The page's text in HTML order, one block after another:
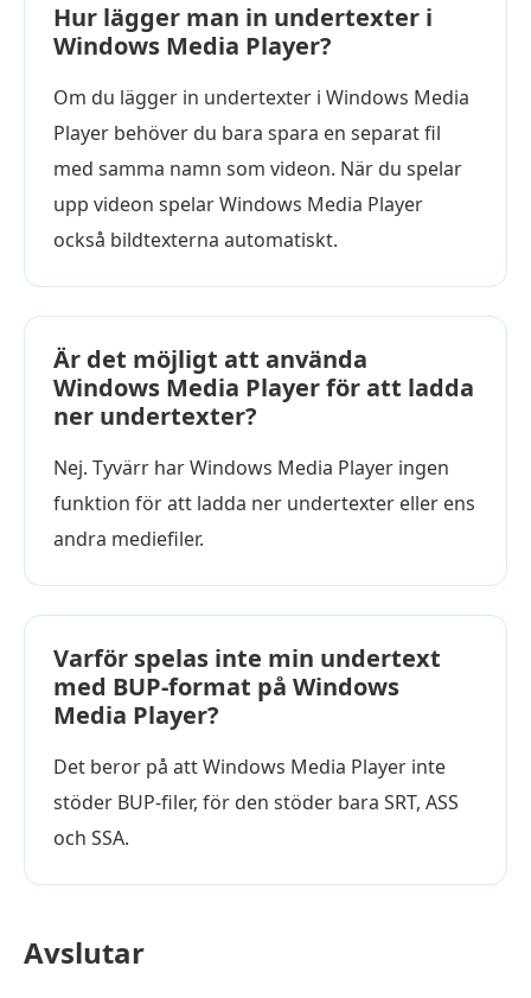
Hur lägger man in undertexter i
Windows Media Player?
Om du lägger in undertexter i Windows Media
Player behöver du bara spara en separat fil
med samma namn som videon. När du spelar
upp videon spelar Windows Media Player
också bildtexterna automatiskt.
Är det möjligt att använda
Windows Media Player för att ladda
ner undertexter?
Nej. Tyvärr har Windows Media Player ingen
funktion för att ladda ner undertexter eller ens
andra mediefiler.
Varför spelas inte min undertext
med BUP-format på Windows
Media Player?
Det beror på att Windows Media Player inte
stöder BUP-filer, för den stöder bara SRT, ASS
och SSA.
Avslutar